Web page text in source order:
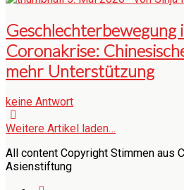
Geschlechterbewegung
Coronakrise:
mehr Unterstützung
keine Antwort
Weitere Artikel laden…
All content Copyright Stimmen aus
Asienstiftung